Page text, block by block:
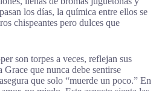
los días, la química entre ellos se
chispeantes pero dulces que
son torpes a veces, reflejan sus
Grace que nunca debe sentirse
que solo “muerde un poco.” En